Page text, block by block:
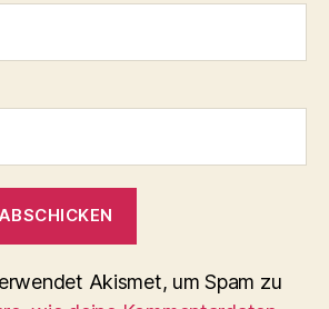
Akismet, um Spam zu